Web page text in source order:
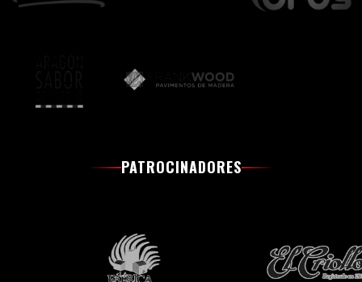
PATROCINADORES